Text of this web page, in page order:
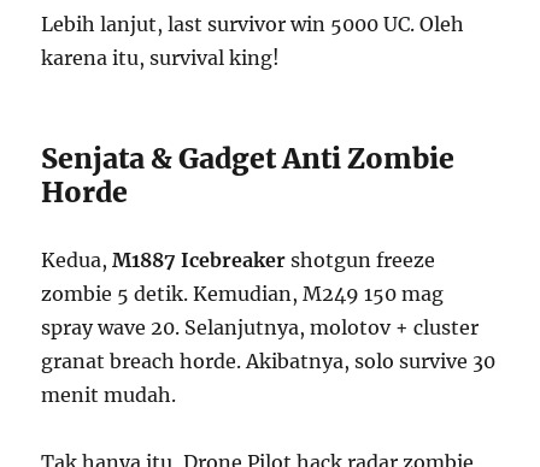
Lebih lanjut, last survivor win 5000 UC. Oleh
karena itu, survival king!
Senjata & Gadget Anti Zombie
Horde
Kedua,M1887 Icebreaker shotgun freeze
zombie 5 detik. Kemudian, M249 150 mag
spray wave 20. Selanjutnya, molotov + cluster
granat breach horde. Akibatnya, solo survive 30
menit mudah.
Tak hanya itu, Drone Pilot hack radar zombie